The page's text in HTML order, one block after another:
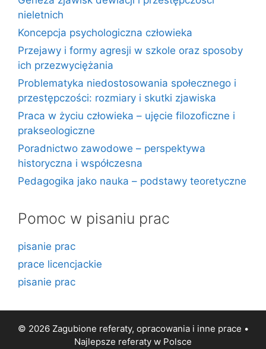
nieletnich
Koncepcja psychologiczna człowieka
Przejawy i formy agresji w szkole oraz sposoby
ich przezwyciężania
Problematyka niedostosowania społecznego i
przestępczości: rozmiary i skutki zjawiska
Praca w życiu człowieka – ujęcie filozoficzne i
prakseologiczne
Poradnictwo zawodowe – perspektywa
historyczna i współczesna
Pedagogika jako nauka – podstawy teoretyczne
Pomoc w pisaniu prac
pisanie prac
prace licencjackie
pisanie prac
© 2026 Zagubione referaty, opracowania i inne prace •
Najlepsze referaty w Polsce